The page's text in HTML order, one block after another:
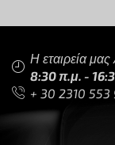
Η εταιρεία μας
8:30 π.μ. -
+ 30 2310 553